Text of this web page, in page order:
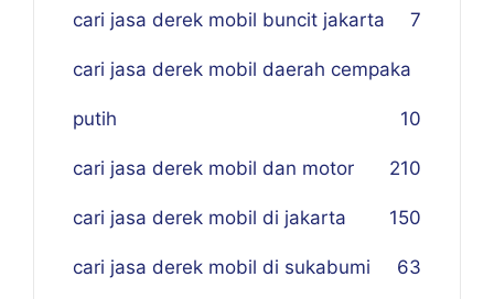
cari jasa derek mobil buncit jakarta 7
cari jasa derek mobil daerah cempaka
putih 10
cari jasa derek mobil dan motor 210
cari jasa derek mobil di jakarta 150
cari jasa derek mobil di sukabumi 63